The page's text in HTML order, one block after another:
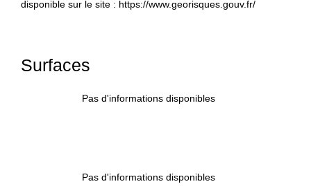
disponible sur le site : https://www.georisques.gouv.fr/
Surfaces
Pas d'informations disponibles
Pas d'informations disponibles